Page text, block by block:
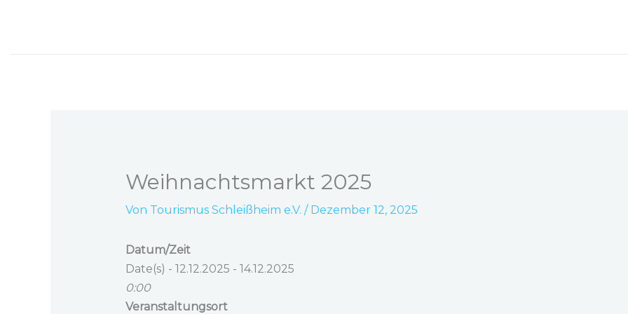
Weihnachtsmarkt 2025
Von Tourismus Schleißheim e.V. / Dezember 12, 2025
Datum/Zeit
Date(s) - 12.12.2025 - 14.12.2025
0:00
Veranstaltungsort